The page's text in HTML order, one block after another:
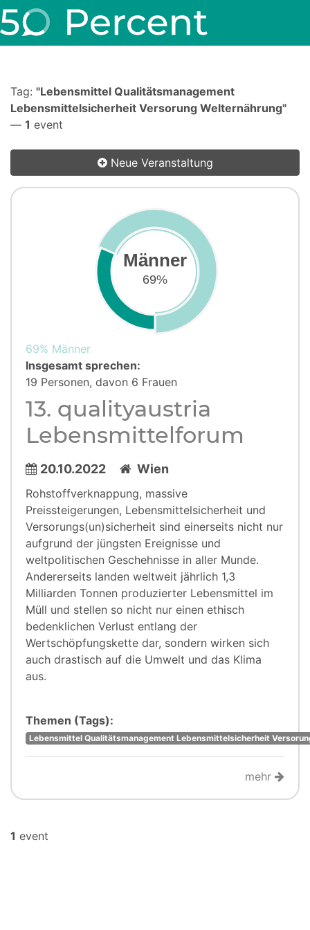
Tag: "Lebensmittel Qualitätsmanagement
Lebensmittelsicherheit Versorung Welternährung"
— 1 event
Neue Veranstaltung
Männer
69%
69% Männer
Insgesamt sprechen:
19 Personen, davon 6 Frauen
13. qualityaustria
Lebensmittel­forum
20.10.2022 Wien
Rohstoffverknappung, massive
Preissteigerungen, Lebensmittelsicherheit und
Versorungs(un)sicherheit sind einerseits nicht nur
aufgrund der jüngsten Ereignisse und
weltpolitischen Geschehnisse in aller Munde.
Andererseits landen weltweit jährlich 1,3
Milliarden Tonnen produzierter Lebensmittel im
Müll und stellen so nicht nur einen ethisch
bedenklichen Verlust entlang der
Wertschöpfungskette dar, sondern wirken sich
auch drastisch auf die Umwelt und das Klima
aus.
Themen (Tags):
Lebensmittel Qualitätsmanagement Lebensmittelsicherheit
mehr
1 event